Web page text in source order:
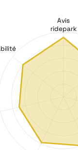
Avis
ridepark